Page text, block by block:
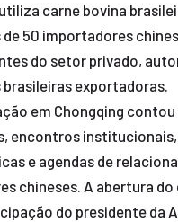
carne bovina
de 50 importadores
do setor privado,
brasileiras exportadoras.
em Chongqing
encontros
e agendas de
chineses. A abertura
do presidente da